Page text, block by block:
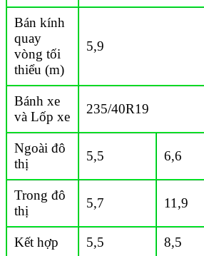
Bán kính
quay
vòng tối
thiểu (m)
5,9
Bánh xe
và Lốp xe
235/40R19
Ngoài đô
thị
5,5 6,6
Trong đô
thị
5,7 11,9
Kết hợp 5,5 8,5